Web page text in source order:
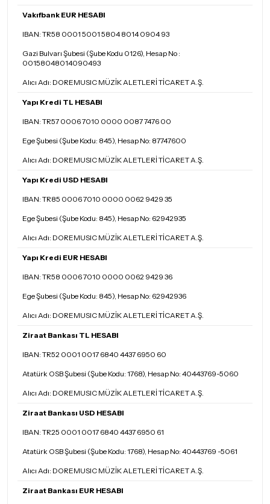
Vakıfbank EUR HESABI
IBAN: TR58 0001 5001 5804 8014 0904 93
Gazi Bulvarı Şubesi (Şube Kodu 0126), Hesap No :
00158048014090493
Alıcı Adı: DOREMUSIC MÜZİK ALETLERİ TİCARET A.Ş.
Yapı Kredi TL HESABI
IBAN: TR57 0006 7010 0000 0087 7476 00
Ege Şubesi (Şube Kodu: 845), Hesap No: 87747600
Alıcı Adı: DOREMUSIC MÜZİK ALETLERİ TİCARET A.Ş.
Yapı Kredi USD HESABI
IBAN: TR85 0006 7010 0000 0062 9429 35
Ege Şubesi (Şube Kodu: 845), Hesap No: 62942935
Alıcı Adı: DOREMUSIC MÜZİK ALETLERİ TİCARET A.Ş.
Yapı Kredi EUR HESABI
IBAN: TR58 0006 7010 0000 0062 9429 36
Ege Şubesi (Şube Kodu: 845), Hesap No: 62942936
Alıcı Adı: DOREMUSIC MÜZİK ALETLERİ TİCARET A.Ş.
Ziraat Bankası TL HESABI
IBAN: TR52 0001 0017 6840 4437 6950 60
Atatürk OSB Şubesi (Şube Kodu: 1768), Hesap No: 40443769-5060
Alıcı Adı: DOREMUSIC MÜZİK ALETLERİ TİCARET A.Ş.
Ziraat Bankası USD HESABI
IBAN: TR25 0001 0017 6840 4437 6950 61
Atatürk OSB Şubesi (Şube Kodu: 1768), Hesap No: 40443769 -5061
Alıcı Adı: DOREMUSIC MÜZİK ALETLERİ TİCARET A.Ş.
Ziraat Bankası EUR HESABI